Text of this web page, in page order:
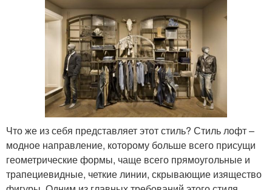
Что же из себя представляет этот стиль? Стиль лофт –
модное направление, которому больше всего присущи
геометрические формы, чаще всего прямоугольные и
трапециевидные, четкие линии, скрывающие изящество